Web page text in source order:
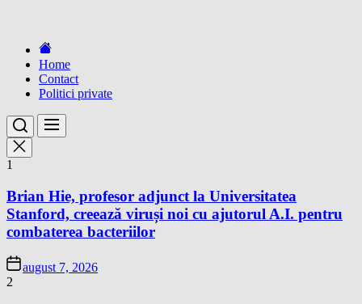
Home
Contact
Politici private
1
Brian Hie, profesor adjunct la Universitatea
Stanford, creează viruși noi cu ajutorul A.I. pentru
combaterea bacteriilor
august 7, 2026
2